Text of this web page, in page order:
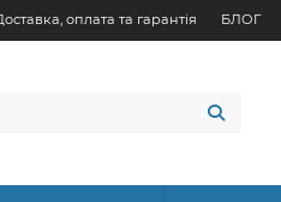
оплата та гарантія БЛОГ